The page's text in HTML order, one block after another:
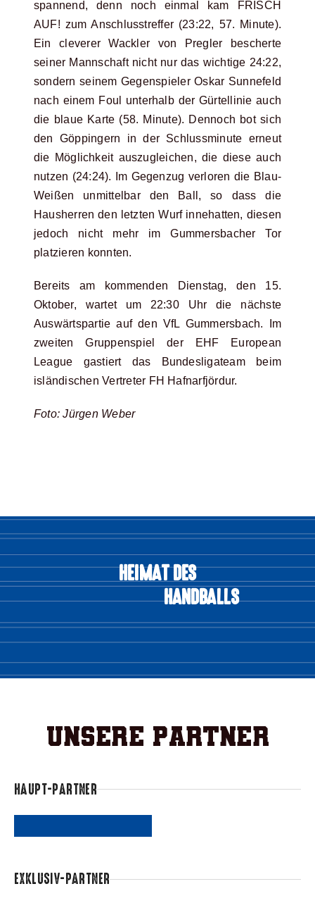
spannend, denn noch einmal kam FRISCH
AUF! zum Anschlusstreffer (23:22, 57. Minute).
Ein cleverer Wackler von Pregler bescherte
seiner Mannschaft nicht nur das wichtige 24:22,
sondern seinem Gegenspieler Oskar Sunnefeld
nach einem Foul unterhalb der Gürtellinie auch
die blaue Karte (58. Minute). Dennoch bot sich
den Göppingern in der Schlussminute erneut
die Möglichkeit auszugleichen, die diese auch
nutzen (24:24). Im Gegenzug verloren die Blau-
Weißen unmittelbar den Ball, so dass die
Hausherren den letzten Wurf innehatten, diesen
jedoch nicht mehr im Gummersbacher Tor
platzieren konnten.
Bereits am kommenden Dienstag, den 15.
Oktober, wartet um 22:30 Uhr die nächste
Auswärtspartie auf den VfL Gummersbach. Im
zweiten Gruppenspiel der EHF European
League gastiert das Bundesligateam beim
isländischen Vertreter FH Hafnarfjördur.
Foto: Jürgen Weber
HEIMAT DES
HANDBALLS
Unsere Partner
HAUPT-PARTNER
EXKLUSIV-PARTNER